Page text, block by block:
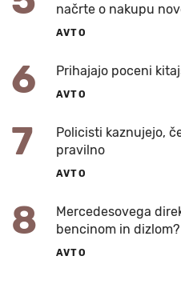
načrte o nakupu
AVTO
6 Prihajajo poceni
AVTO
7
Policisti kaznujejo,
pravilno
AVTO
8
Mercedesovega
bencinom in dizlom?
AVTO